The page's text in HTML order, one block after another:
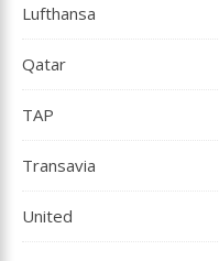
Lufthansa
Qatar
TAP
Transavia
United